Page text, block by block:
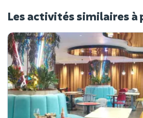
Les activités similaires à